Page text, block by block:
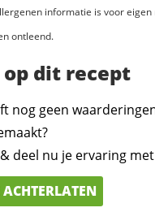
informatie is voor
ontleend.
op dit recept
nog geen
deel nu je ervaring
ACHTERLATEN